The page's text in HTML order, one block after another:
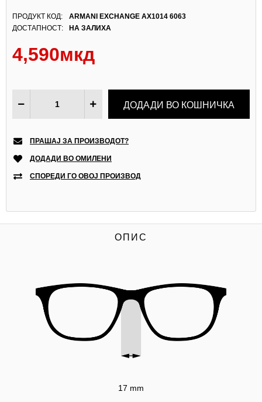
ПРОДУКТ КОД:
ДОСТАПНОСТ:
ARMANI EXCHANGE AX1014 6063
НА ЗАЛИХА
4,590мкд
ПРАШАЈ ЗА ПРОИЗВОДОТ?
ДОДАДИ ВО ОМИЛЕНИ
СПОРЕДИ ГО ОВОЈ ПРОИЗВОД
ОПИС
17 mm